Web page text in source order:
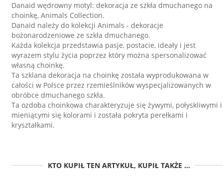
Danaid wędrowny motyl: dekoracja ze szkła dmuchanego na
choinkę, Animals Collection.
Danaid należy do kolekcji Animals - dekoracje
bożonarodzeniowe ze szkła dmuchanego.
Każda kolekcja przedstawia pasje, postacie, ideały i jest
wyrazem stylu życia poprzez który można spersonalizować
własną choinkę.
Ta szklana dekoracja na choinkę została wyprodukowana w
całości w Polsce przez rzemieślników wyspecjalizowanych w
obróbce dmuchanego szkła.
Ta ozdoba choinkowa charakteryzuje się żywymi, połyskliwymi i
mieniącymi się kolorami i została pokryta perełkami i
kryształkami.
KTO KUPIŁ TEN ARTYKUŁ, KUPIŁ TAKŻE ...